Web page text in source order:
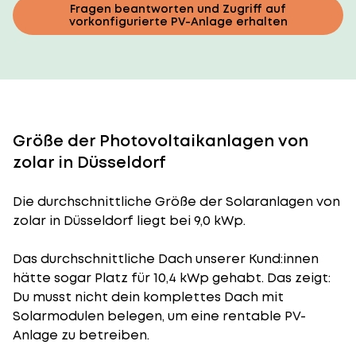
Fragen beantworten und Zugriff auf
vorkonfigurierte PV-Anlage erhalten
Größe der Photovoltaikanlagen von
zolar in Düsseldorf
Die durchschnittliche Größe der Solaranlagenvon
zolar in Düsseldorf liegt bei 9,0 kWp.
Das durchschnittliche Dach unserer Kund:innen
hätte sogar Platz für 10,4 kWp gehabt. Das zeigt:
Du musst nicht dein komplettes Dach mit
Solarmodulen belegen, um eine rentable PV-
Anlage zu betreiben.